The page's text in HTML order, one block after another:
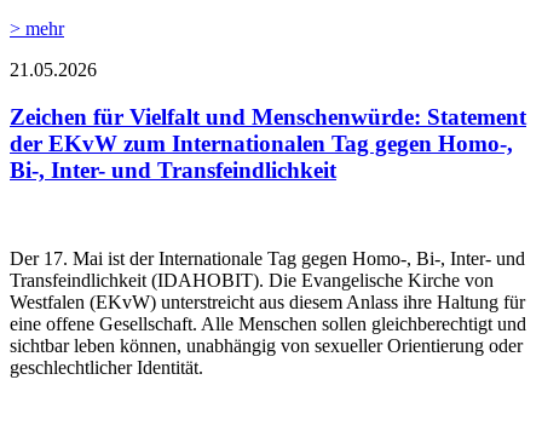
> mehr
21.05.2026
Zeichen für Vielfalt und Menschenwürde: Statement
der EKvW zum Internationalen Tag gegen Homo-,
Bi-, Inter- und Transfeindlichkeit
Der 17. Mai ist der Internationale Tag gegen Homo-, Bi-, Inter- und
Transfeindlichkeit (IDAHOBIT). Die Evangelische Kirche von
Westfalen (EKvW) unterstreicht aus diesem Anlass ihre Haltung für
eine offene Gesellschaft. Alle Menschen sollen gleichberechtigt und
sichtbar leben können, unabhängig von sexueller Orientierung oder
geschlechtlicher Identität.